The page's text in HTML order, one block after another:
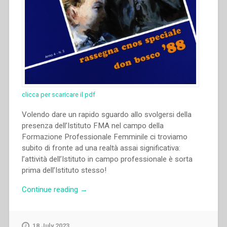
clicca per scaricare il pdf
Volendo dare un rapido sguardo allo svolgersi della
presenza dell’Istituto FMA nel campo della
Formazione Professionale Femminile ci troviamo
subito di fronte ad una realtà assai significativa:
l’attività dell’Istituto in campo professionale è sorta
prima dell’Istituto stesso!
Continue reading “Orsolina
→